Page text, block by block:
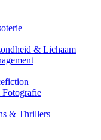
& Lichaam
& Thrillers